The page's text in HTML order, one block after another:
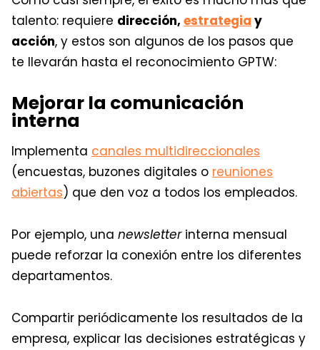
talento: requiere dirección, estrategia y
acción, y estos son algunos de los pasos que
te llevarán hasta el reconocimiento GPTW:
Mejorar la comunicación
interna
Implementa canales multidireccionales
(encuestas, buzones digitales o reuniones
abiertas) que den voz a todos los empleados.
Por ejemplo, una newsletterinterna mensual
puede reforzar la conexión entre los diferentes
departamentos.
Compartir periódicamente los resultados de la
empresa, explicar las decisiones estratégicas y